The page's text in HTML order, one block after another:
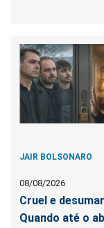
JAIR BOLSONARO
08/08/2026
Cruel e
Quando até o